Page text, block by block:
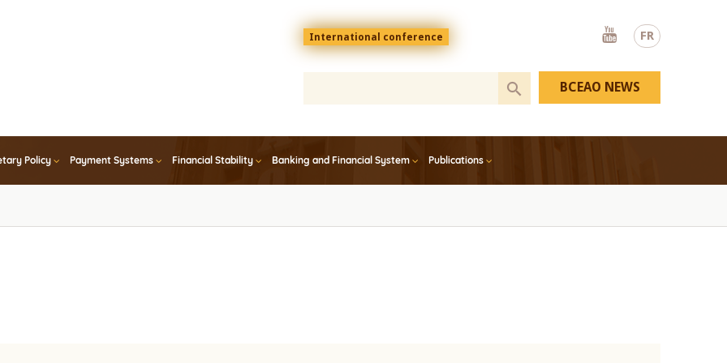
FR
Menu
top
En
International conference
Youtube
Policy Payment Systems Financial Stability Banking and Financial System Publications
BCEAO NEWS